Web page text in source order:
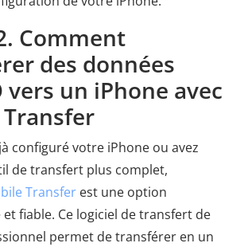
Comment
des données
vers un iPhone avec
configuré votre iPhone ou avez
de transfert plus complet,
Transfer est une option
fiable. Ce logiciel de transfert de
permet de transférer en un